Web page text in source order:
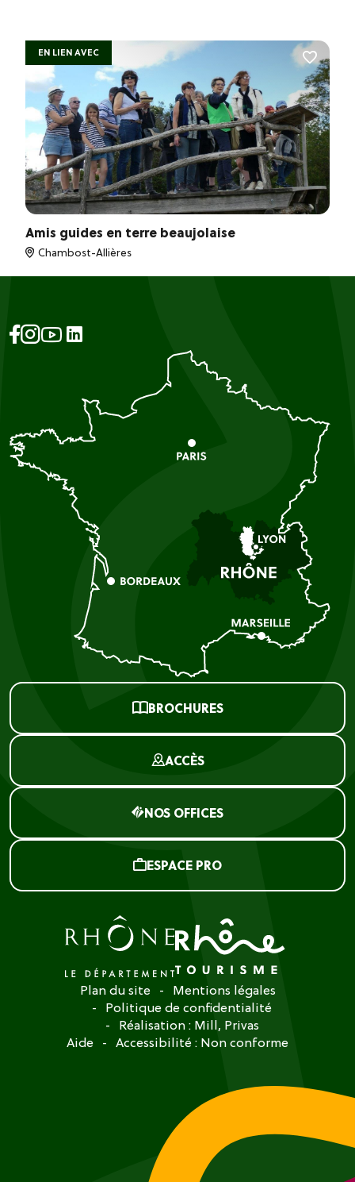
Amis guides en terre beaujolaise
Chambost-Allières
EN LIEN AVEC
BROCHURES
ACCÈS
NOS OFFICES
ESPACE PRO
Plan du site
Mentions légales
Politique de confidentialité
Réalisation : Mill, Privas
Aide
Accessibilité : Non conforme